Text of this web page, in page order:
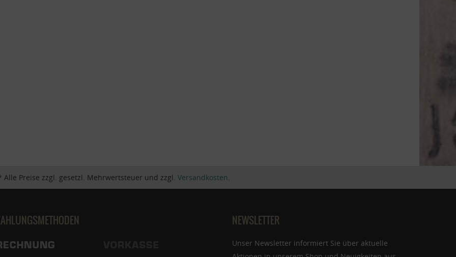
Alle Preise zzgl. gesetzl. Mehrwertsteuer und zzgl. Versandkosten.
NEWSLETTER
Unser Newsletter informiert Sie über aktuelle